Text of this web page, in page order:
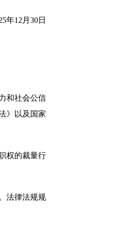
12月30日
和社会公信
》以及国家
权的裁量行
法律法规规